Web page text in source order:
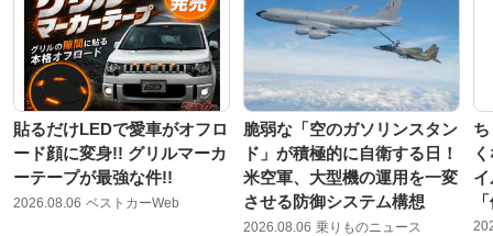
貼るだけLEDで愛車がオフロ
ード顔に変身!! グリルマーカ
ーテープが最強な件!!
2026.08.06 ベストカーWeb
脆弱な「空のガソリンスタン
ド」が積極的に自衛する日！
米空軍、大型機の運用を一変
させる防御システム構想
2026.08.06 乗りものニュース